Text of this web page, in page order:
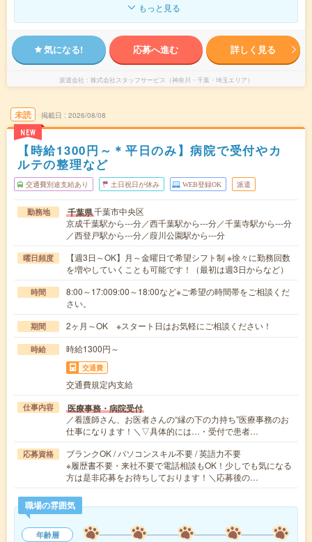
もっと見る
気になる! 応募へ進む 詳しく見る
派遣会社 株式会社スタッフサービス（神奈川・千葉・埼玉エリア）
未読
NEW
掲載日 2026/08/08
【時給1300円～＊平日のみ】病院で受付やカ
ルテの整理など
交通費別途支給あり 土日祝日が休み WEB登録OK 派遣
勤務地 千葉県千葉市中央区
京成千葉駅から---分／西千葉駅から---分／千葉寺駅から---分
／西登戸駅から---分／葭川公園駅から---分
曜日頻度
【週3日～OK】月～金曜日で希望シフト制 ※徐々に勤務回数
を増やしていくことも可能です！（最初は週3日からなど）
時間
8:00～17:009:00～18:00など※ご希望の時間帯をご相談くだ
さい。
期間 2ヶ月～OK ※スタート日はお気軽にご相談ください！
時給 時給1300円～
交通費
交通費規定内支給
仕事内容 医療事務・病院受付
／看護師さん、お医者さんの“縁の下の力持ち”医療事務のお
仕事になります！＼▽具体的には…・受付で患者…
応募資格
ブランクOK / パソコンスキル不要 / 英語力不要
※履歴書不要・来社不要で電話相談もOK！少しでも気になる
方は是非応募をお待ちしております！＼応募後の…
職場の雰囲気
年齢層